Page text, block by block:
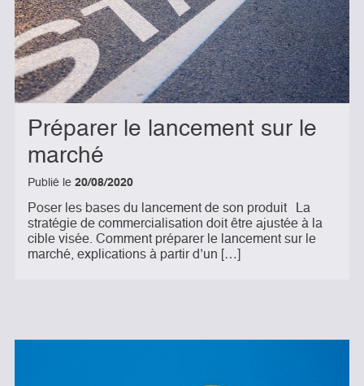
Préparer le lancement sur le
marché
Publié le 20/08/2020
Poser les bases du lancement de son produit La
stratégie de commercialisation doit être ajustée à la
cible visée. Comment préparer le lancement sur le
marché, explications à partir d’un […]